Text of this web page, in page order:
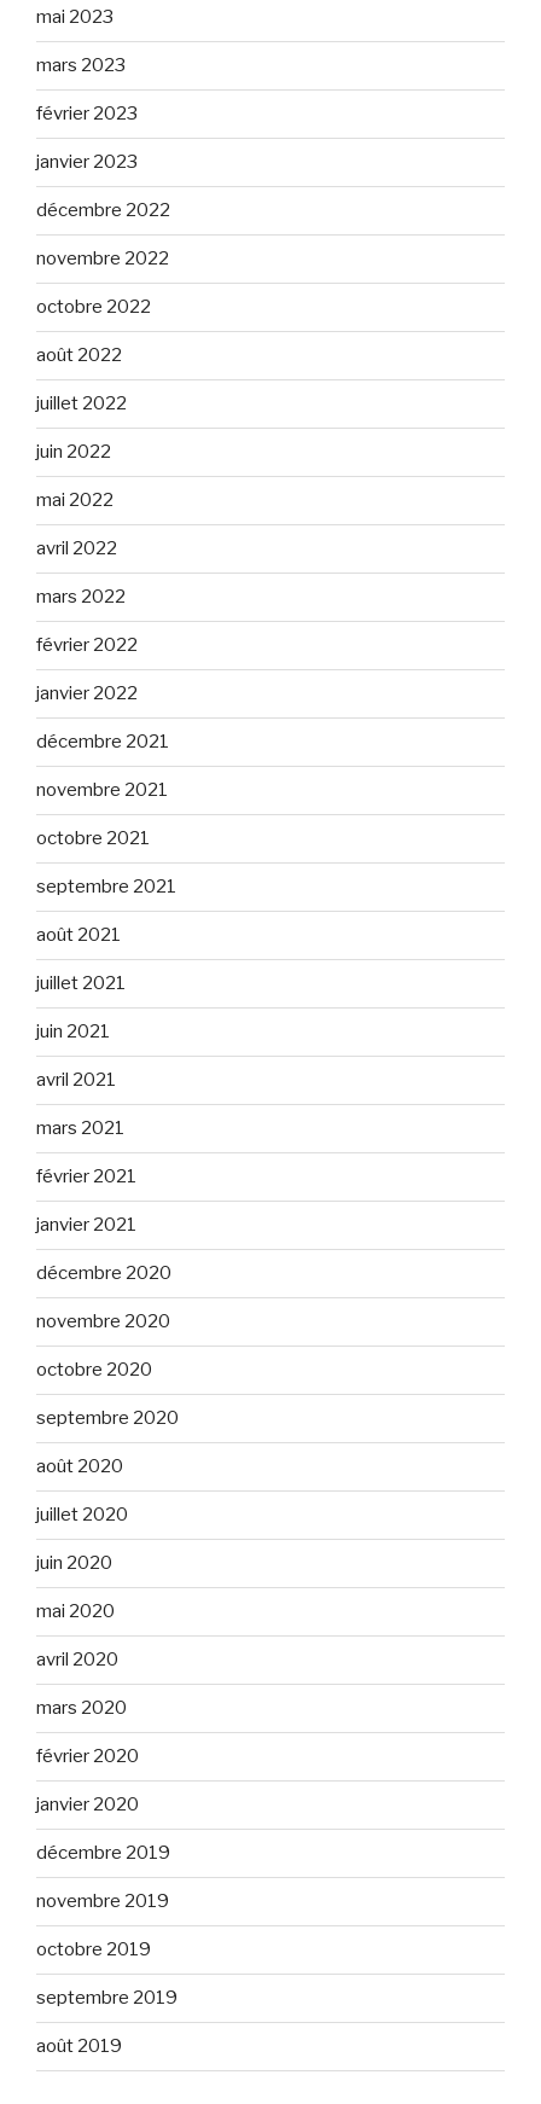
mai 2023
mars 2023
février 2023
janvier 2023
décembre 2022
novembre 2022
octobre 2022
août 2022
juillet 2022
juin 2022
mai 2022
avril 2022
mars 2022
février 2022
janvier 2022
décembre 2021
novembre 2021
octobre 2021
septembre 2021
août 2021
juillet 2021
juin 2021
avril 2021
mars 2021
février 2021
janvier 2021
décembre 2020
novembre 2020
octobre 2020
septembre 2020
août 2020
juillet 2020
juin 2020
mai 2020
avril 2020
mars 2020
février 2020
janvier 2020
décembre 2019
novembre 2019
octobre 2019
septembre 2019
août 2019